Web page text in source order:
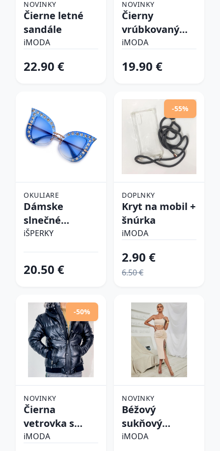
NOVINKY
Čierne letné
sandále
iMODA
22.90 €
NOVINKY
Čierny
vrúbkovaný
top
iMODA
19.90 €
OKULIARE
Dámske
slnečné
okuliare
iŠPERKY
20.50 €
-55%
DOPLNKY
Kryt na mobil +
šnúrka
iMODA
2.90 €
6.50 €
-50%
NOVINKY
Čierna
vetrovka s
kapucňou
iMODA
NOVINKY
Béžový
sukňový
komplet
iMODA